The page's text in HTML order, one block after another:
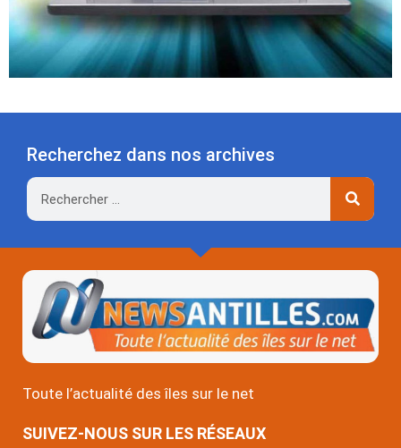
Recherchez dans nos archives
Rechercher
Toute l’actualité des îles sur le net
SUIVEZ-NOUS SUR LES RÉSEAUX